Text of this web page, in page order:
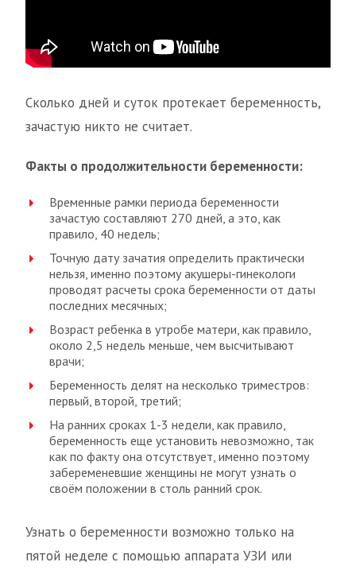
Сколько дней и суток протекает беременность,
зачастую никто не считает.
Факты о продолжительности беременности:
Временные рамки периода беременности
зачастую составляют 270 дней, а это, как
правило, 40 недель;
Точную дату зачатия определить практически
нельзя, именно поэтому акушеры-гинекологи
проводят расчеты срока беременности от даты
последних месячных;
Возраст ребенка в утробе матери, как правило,
около 2,5 недель меньше, чем высчитывают
врачи;
Беременность делят на несколько триместров:
первый, второй, третий;
На ранних сроках 1-3 недели, как правило,
беременность еще установить невозможно, так
как по факту она отсутствует, именно поэтому
забеременевшие женщины не могут узнать о
своём положении в столь ранний срок.
Узнать о беременности возможно только на
пятой неделе с помощью аппарата УЗИ или